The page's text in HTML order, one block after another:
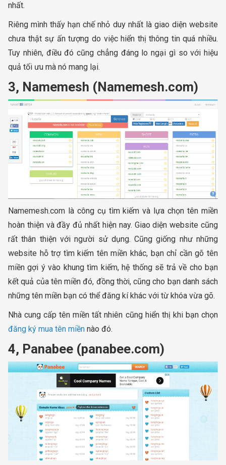
nhất.
Riêng mình thấy hạn chế nhỏ duy nhất là giao diện website
chưa thật sự ấn tượng do việc hiển thị thông tin quá nhiều.
Tuy nhiên, điều đó cũng chẳng đáng lo ngại gì so với hiệu
quả tối ưu mà nó mang lại.
3, Namemesh (Namemesh.com)
Namemesh.com là công cụ tìm kiếm và lựa chọn tên miền
hoàn thiện và đầy đủ nhất hiện nay. Giao diện website cũng
rất thân thiện với người sử dụng. Cũng giống như những
website hỗ trợ tìm kiếm tên miền khác, bạn chỉ cần gõ tên
miền gợi ý vào khung tìm kiếm, hệ thống sẽ trả về cho bạn
kết quả của tên miền đó, đồng thời, cũng cho bạn danh sách
những tên miền bạn có thể đăng kí khác với từ khóa vừa gõ.
Nhà cung cấp tên miền tất nhiên cũng hiển thị khi bạn chọn
đăng ký mua tên miền nào đó.
4, Panabee (panabee.com)